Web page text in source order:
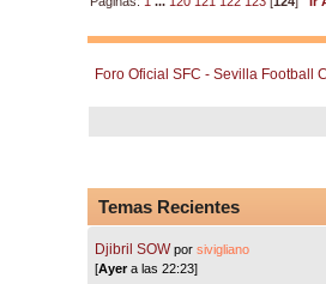
Foro Oficial SFC - Sevilla Football
Temas Recientes
Djibril SOW porsivigliano
[Ayera las 22:23]